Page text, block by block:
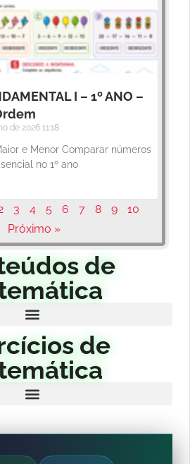
I – 1º ANO –
de 2026 11:18
e Menor Comparar números
no 1º ano
3 4 5 6 7 8 9
10
Próximo »
de
de